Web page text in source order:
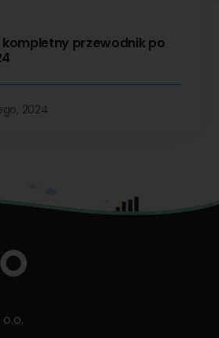
przewodnik po
2024